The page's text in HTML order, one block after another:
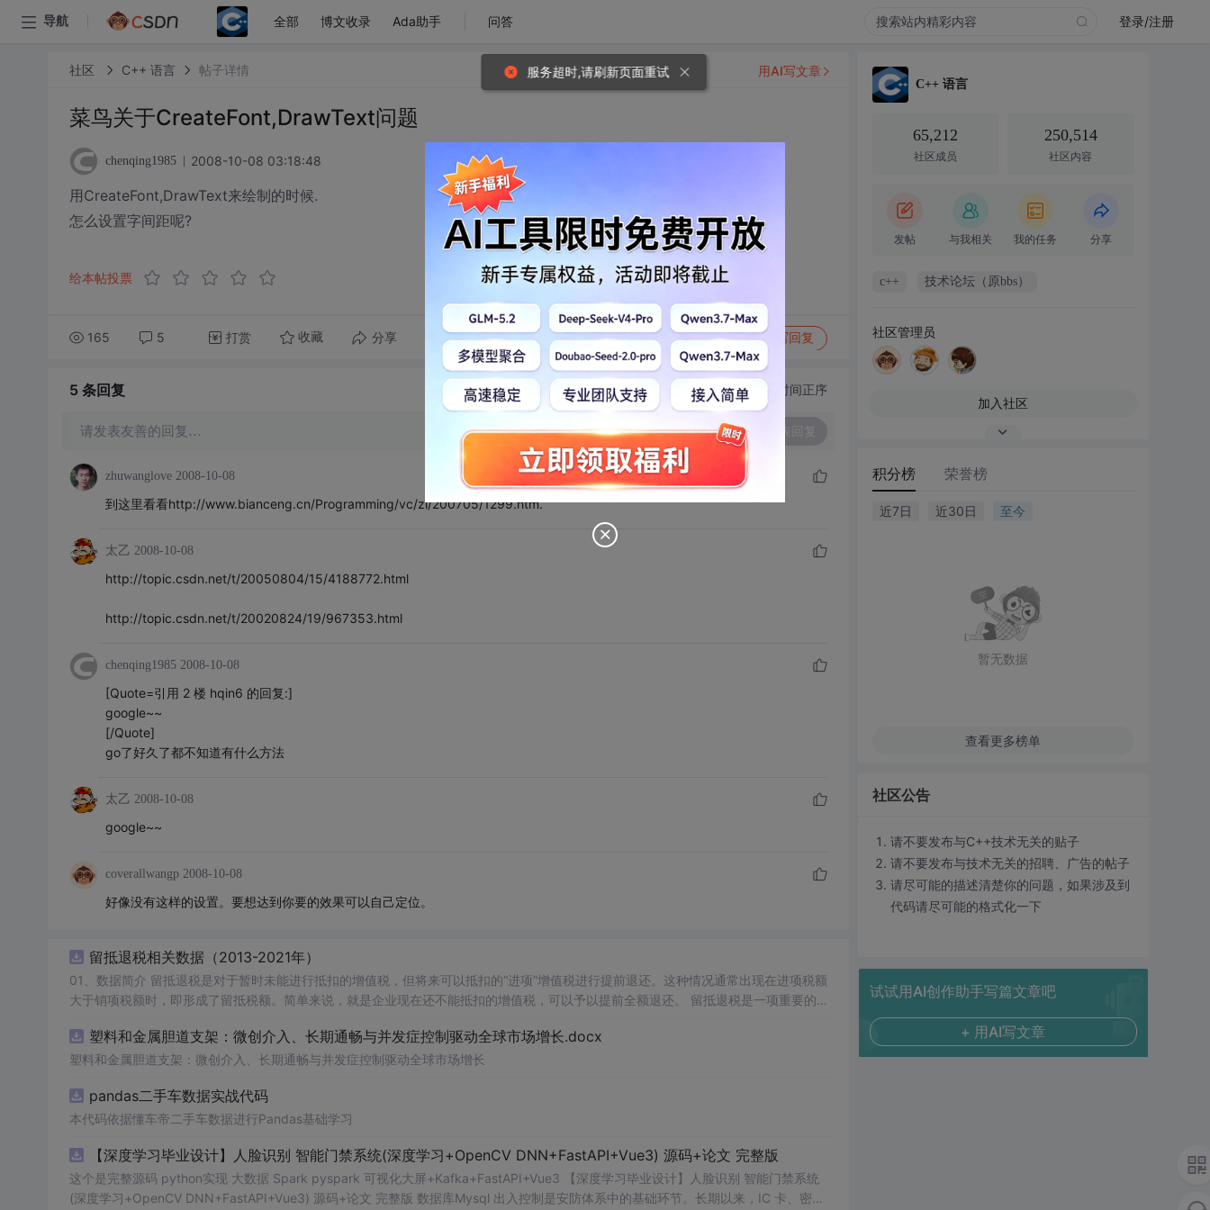
导航 全部 博文收录 Ada助手 问答 登录/注册
社区 C++ 语言 帖子详情
菜鸟关于CreateFont,DrawText问题
chenqing1985 2008-10-08 03:18:48
用CreateFont,DrawText来绘制的时候.
怎么设置字间距呢?
给本帖投票
165 5 打赏 收藏 分享 转发到动态 举报 写回复
用AI写文章
5 条回复 切换为时间正序
请发表友善的回复…
zhuwanglove 2008-10-08
到这里看看http://www.bianceng.cn/Programming/vc/zl/200705/1299.htm.
太乙 2008-10-08
http://topic.csdn.net/t/20050804/15/4188772.html
http://topic.csdn.net/t/20020824/19/967353.html
chenqing1985 2008-10-08
[Quote=引用 2 楼 hqin6 的回复:]
google~~
[/Quote]
go了好久了都不知道有什么方法
太乙 2008-10-08
google~~
coverallwangp 2008-10-08
好像没有这样的设置。要想达到你要的效果可以自己定位。
留抵退税相关数据（2013-2021年）
01、数据简介 留抵退税是对于暂时未能进行抵扣的增值税，但将来可以抵扣的“进项”增值税进行提前退还。这种情况通常出现在进项税额
大于销项税额时，即形成了留抵税额。简单来说，就是企业现在还不能抵扣的增值税，可以予以提前全额退还。 留抵退税是一项重要的税
数据年份：2013-2021年 02、相关数据 证券代码、证券简称、会计期间、上市日期、行业代码、行业名称、post、treat、treat*post。
塑料和金属胆道支架：微创介入、长期通畅与并发症控制驱动全球市场增长.docx
塑料和金属胆道支架：微创介入、长期通畅与并发症控制驱动全球市场增长
pandas二手车数据实战代码
本代码依据懂车帝二手车数据进行Pandas基础学习
【深度学习毕业设计】人脸识别 智能门禁系统(深度学习+OpenCV DNN+FastAPI+Vue3) 源码+论文 完整版
这个是完整源码 python实现 大数据 Spark pyspark 可视化大屏+Kafka+FastAPI+Vue3 【深度学习毕业设计】人脸识别 智能门禁系统
(深度学习+OpenCV DNN+FastAPI+Vue3) 源码+论文 完整版 数据库Mysql 出入控制是安防体系中的基础环节。长期以来，IC 卡、密码
C++ 语言
65,212
社区成员
250,514
社区内容
发帖 与我相关 我的任务 分享
c++ 技术论坛（原bbs）
社区管理员
加入社区
积分榜 荣誉榜
近7日 近30日 至今
暂无数据
查看更多榜单
社区公告
请不要发布与C++技术无关的贴子
请不要发布与技术无关的招聘、广告的帖子
请尽可能的描述清楚你的问题，如果涉及到
代码请尽可能的格式化一下
试试用AI创作助手写篇文章吧
+ 用AI写文章
服务超时,请刷新页面重试